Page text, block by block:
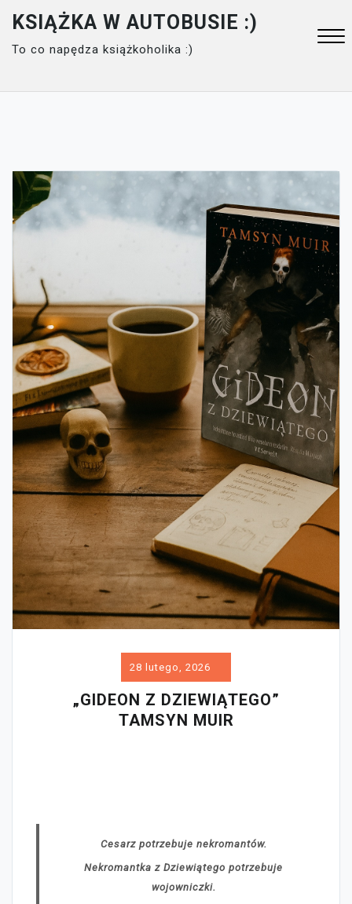
content
KSIĄŻKA W AUTOBUSIE :)
To co napędza książkoholika :)
28 lutego, 2026
„GIDEON Z DZIEWIĄTEGO”
TAMSYN MUIR
Cesarz potrzebuje nekromantów.
Nekromantka z Dziewiątego potrzebuje
wojowniczki.